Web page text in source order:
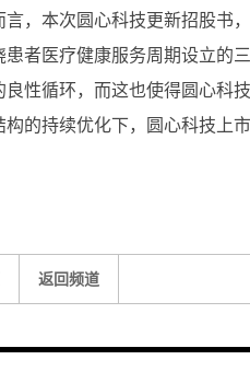
言，本次圆心科技更新招股书
患者医疗健康服务周期设立的
良性循环，而这也使得圆心科
的持续优化下，圆心科技上市
返回频道